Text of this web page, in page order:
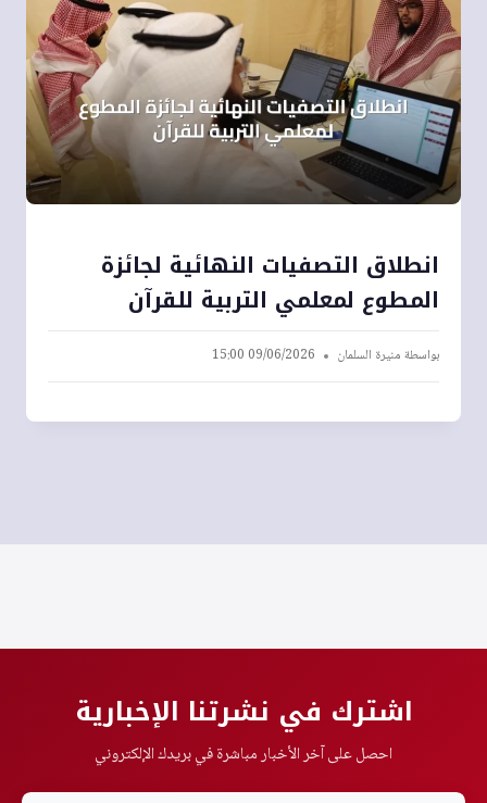
انطلاق التصفيات النهائية لجائزة
المطوع لمعلمي التربية للقرآن
بواسطةمنيرة السلمان 09/06/2026 15:00
اشترك في نشرتنا الإخبارية
احصل على آخر الأخبار مباشرة في بريدك الإلكتروني